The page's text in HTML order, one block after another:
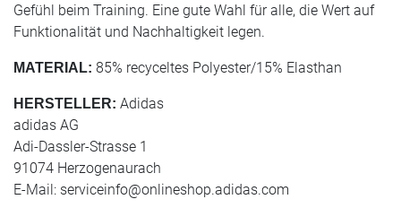
Gefühl beim Training. Eine gute Wahl für alle, die Wert auf
Funktionalität und Nachhaltigkeit legen.
MATERIAL: 85% recyceltes Polyester/15% Elasthan
HERSTELLER: Adidas
adidas AG
Adi-Dassler-Strasse 1
91074 Herzogenaurach
E-Mail: serviceinfo@onlineshop.adidas.com